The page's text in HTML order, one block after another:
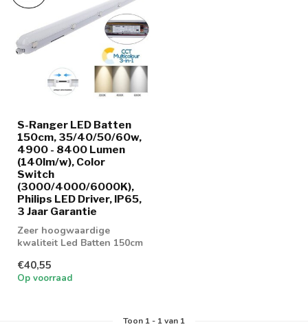
S-Ranger LED Batten
150cm, 35/40/50/60w,
4900 - 8400 Lumen
(140lm/w), Color
Switch
(3000/4000/6000K),
Philips LED Driver, IP65,
3 Jaar Garantie
Zeer hoogwaardige
kwaliteit Led Batten 150cm
verhouding
€40,55
Op voorraad
Toon 1- 1van 1